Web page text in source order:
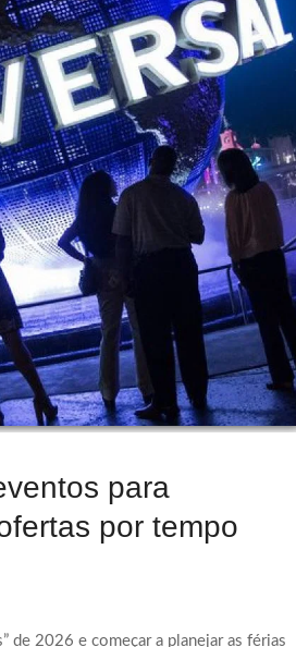
para
por tempo
de 2026 e começar a planejar as férias